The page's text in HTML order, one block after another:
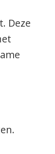
Deze